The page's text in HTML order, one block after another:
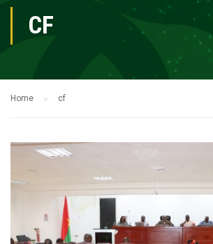
CF
Home cf